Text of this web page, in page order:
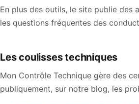
En plus des outils, le site publie des
les questions fréquentes des
Les coulisses techniques
Mon Contrôle Technique gère des
publiquement, sur notre blog, les